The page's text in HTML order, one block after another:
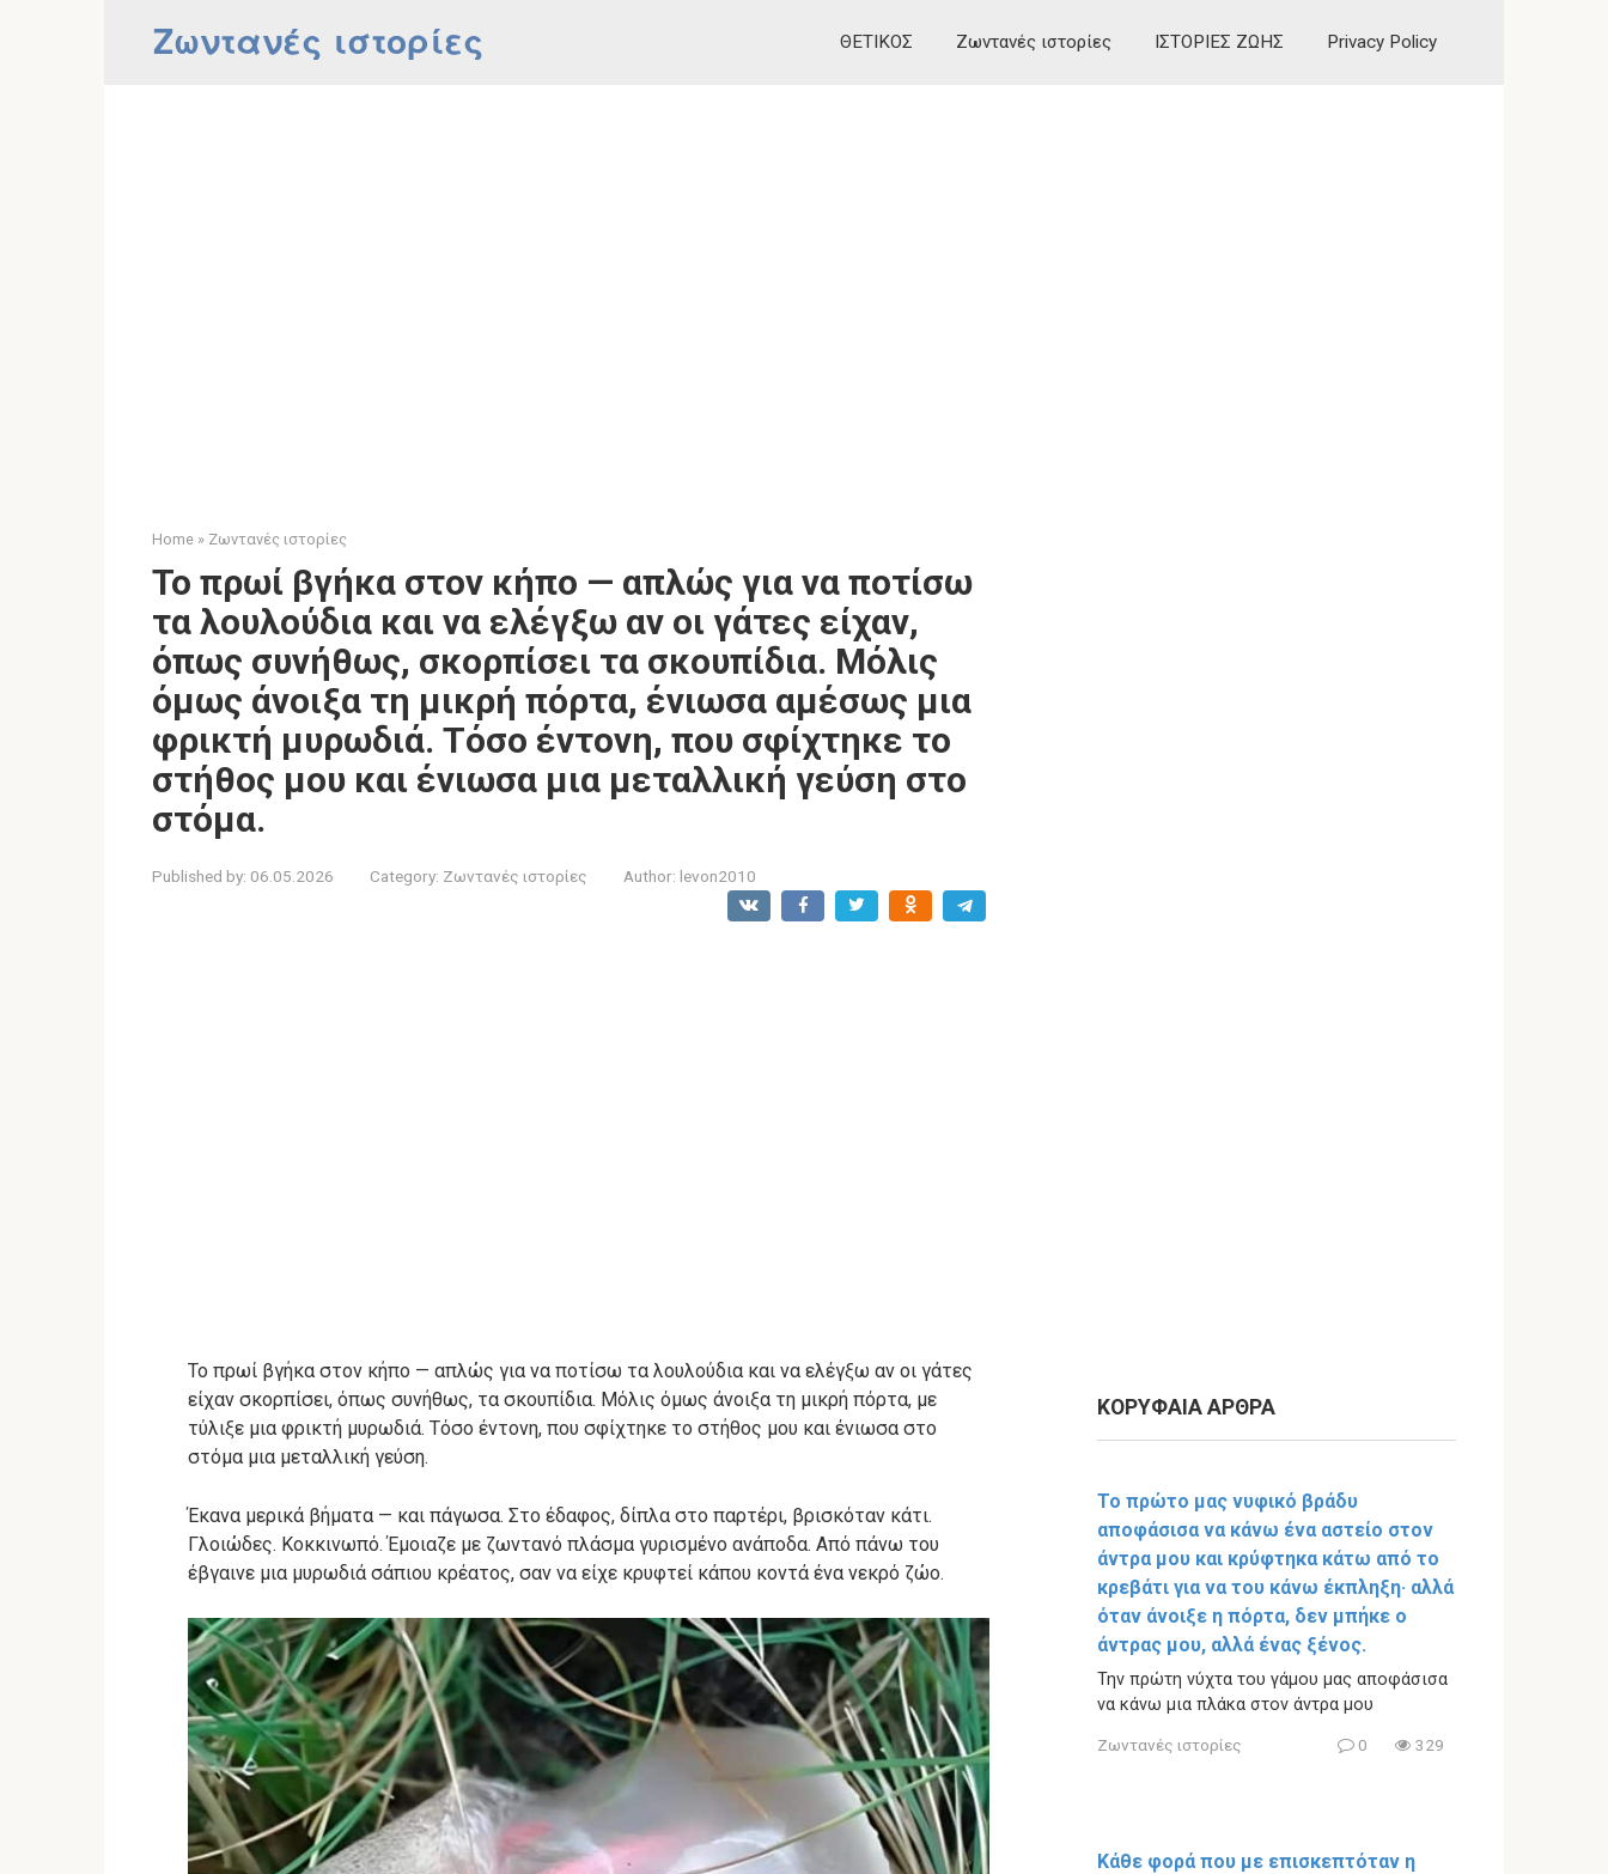
Ζωντανές ιστορίες ΘΕΤΙΚΟΣ Ζωντανές ιστορίες ΙΣΤΟΡΙΕΣ ΖΩΗΣ Privacy Policy
Home » Ζωντανές ιστορίες
Το πρωί βγήκα στον κήπο — απλώς για να ποτίσω
τα λουλούδια και να ελέγξω αν οι γάτες είχαν,
όπως συνήθως, σκορπίσει τα σκουπίδια. Μόλις
όμως άνοιξα τη μικρή πόρτα, ένιωσα αμέσως μια
φρικτή μυρωδιά. Τόσο έντονη, που σφίχτηκε το
στήθος μου και ένιωσα μια μεταλλική γεύση στο
στόμα.
Published by: 06.05.2026 Category: Ζωντανές ιστορίες Author: levon2010
Το πρωί βγήκα στον κήπο — απλώς για να ποτίσω τα λουλούδια και να ελέγξω αν οι γάτες
είχαν σκορπίσει, όπως συνήθως, τα σκουπίδια. Μόλις όμως άνοιξα τη μικρή πόρτα, με
τύλιξε μια φρικτή μυρωδιά. Τόσο έντονη, που σφίχτηκε το στήθος μου και ένιωσα στο
στόμα μια μεταλλική γεύση.
Έκανα μερικά βήματα — και πάγωσα. Στο έδαφος, δίπλα στο παρτέρι, βρισκόταν κάτι.
Γλοιώδες. Κοκκινωπό. Έμοιαζε με ζωντανό πλάσμα γυρισμένο ανάποδα. Από πάνω του
έβγαινε μια μυρωδιά σάπιου κρέατος, σαν να είχε κρυφτεί κάπου κοντά ένα νεκρό ζώο.
ΚΟΡΥΦΑΙΑ ΑΡΘΡΑ
Το πρώτο μας νυφικό βράδυ
αποφάσισα να κάνω ένα αστείο στον
άντρα μου και κρύφτηκα κάτω από το
κρεβάτι για να του κάνω έκπληξη· αλλά
όταν άνοιξε η πόρτα, δεν μπήκε ο
άντρας μου, αλλά ένας ξένος.
Την πρώτη νύχτα του γάμου μας αποφάσισα
να κάνω μια πλάκα στον άντρα μου
Ζωντανές ιστορίες 0 329
Κάθε φορά που με επισκεπτόταν η